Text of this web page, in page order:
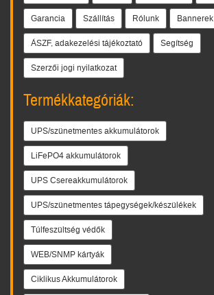
Garancia Szállítás Rólunk Bannerek
ÁSZF, adakezelési tájékoztató Segítség
Szerzői jogi nyilatkozat
Termékkategóriák:
UPS/szünetmentes akkumulátorok
LiFePO4 akkumulátorok
UPS Csereakkumulátorok
UPS/szünetmentes tápegységek/készülékek
Túlfeszültség védők
WEB/SNMP kártyák
Ciklikus Akkumulátorok